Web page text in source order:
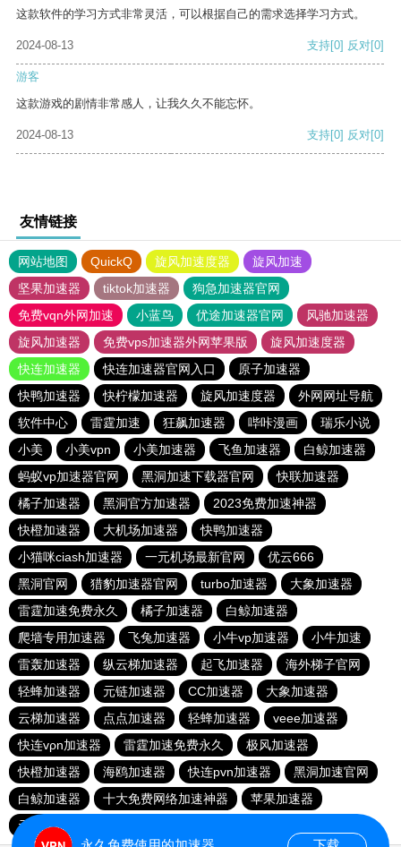
这款软件的学习方式非常灵活，可以根据自己的需求选择学习方式。
2024-08-13 支持[0] 反对[0]
游客
这款游戏的剧情非常感人，让我久久不能忘怀。
2024-08-13 支持[0] 反对[0]
友情链接
网站地图 QuickQ 旋风加速度器
旋风加速
坚果加速器
tiktok加速器
狗急加速器官网
免费vqn外网加速
小蓝鸟 优途加速器官网
风驰加速器
旋风加速器
免费vps加速器外网苹果版
旋风加速度器
快连加速器
快连加速器官网入口
原子加速器
快鸭加速器
快柠檬加速器 旋风加速度器
外网网址导航
软件中心
雷霆加速 狂飙加速器 哔咔漫画
瑞乐小说
小美
小美vpn 小美加速器 飞鱼加速器
白鲸加速器
蚂蚁vp加速器官网
黑洞加速下载器官网
快联加速器
橘子加速器
黑洞官方加速器
2023免费加速神器
快橙加速器
大机场加速器
快鸭加速器
小猫咪ciash加速器
一元机场最新官网
优云666
黑洞官网
猎豹加速器官网 turbo加速器
大象加速器
雷霆加速免费永久
橘子加速器
白鲸加速器
爬墙专用加速器
飞兔加速器 小牛vp加速器
小牛加速
雷轰加速器
纵云梯加速器 起飞加速器
海外梯子官网
轻蜂加速器
元链加速器 CC加速器
大象加速器
云梯加速器
点点加速器 轻蜂加速器
veee加速器
快连vρn加速器
雷霆加速免费永久
极风加速器
快橙加速器
海鸥加速器 快连pvn加速器
黑洞加速官网
白鲸加速器
十大免费网络加速神器
苹果加速器
元链加速器